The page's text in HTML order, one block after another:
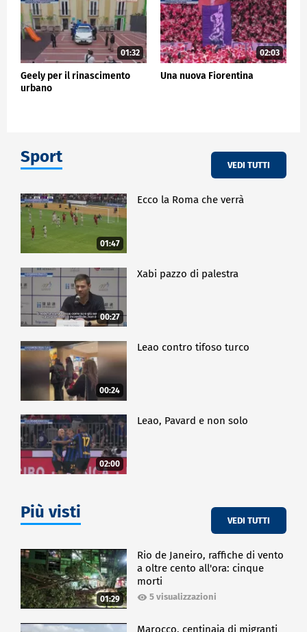
01:32
Geely per il rinascimento
urbano
02:03
Una nuova Fiorentina
Sport VEDI TUTTI
01:47
Ecco la Roma che verrà
00:27
Xabi pazzo di palestra
00:24
Leao contro tifoso turco
02:00
Leao, Pavard e non solo
Più visti VEDI TUTTI
01:29
Rio de Janeiro, raffiche di vento
a oltre cento all'ora: cinque
morti
5 visualizzazioni
Marocco, centinaia di migranti